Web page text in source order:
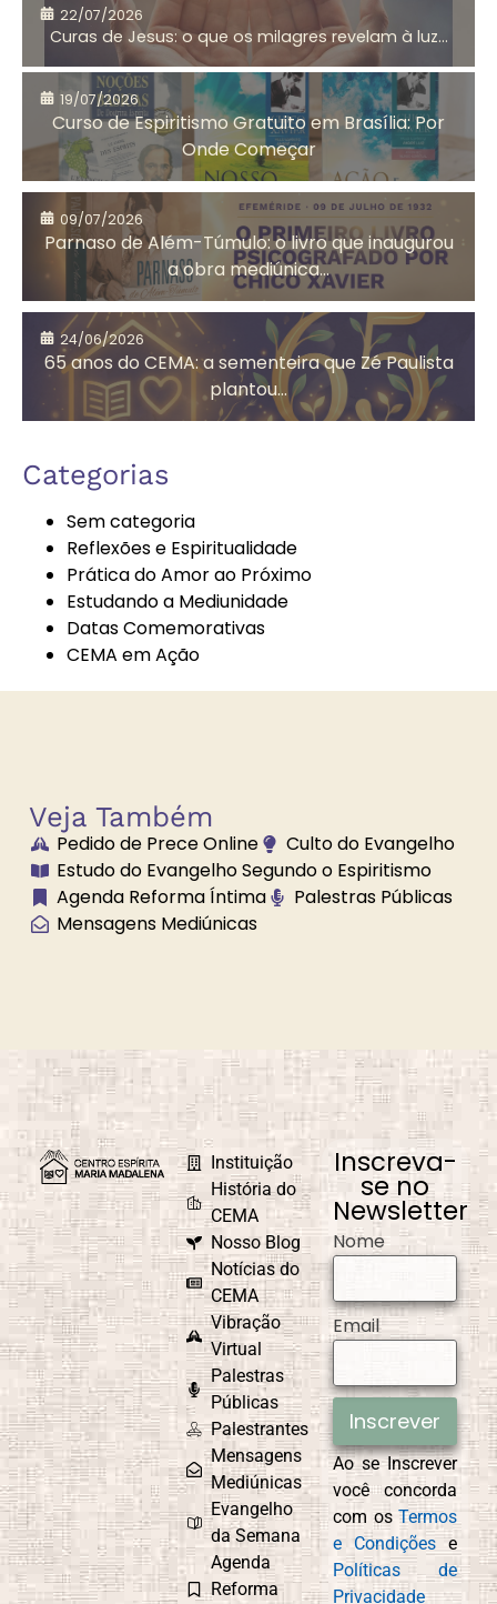
Aniversário do
CEMA
Antigo
Testamento
Arrependimento
Artesanato
Solidário
Assistência
Social
Auta de Souza
Autoconhecimento
Bazar
Beneficente
Brilhe a Vossa
Luz
Bússola
Espiritual
Caridade em
Ação
Carnaval
Causa e Efeito
Celebrações e
Comemorações
CEMAD
Combate ao
Egoísmo
Compaixão
Conexão com
Deus
22/07/2026
Curas de Jesus: o que os milagres revelam à luz...
19/07/2026
Curso de Espiritismo Gratuito em Brasília: Por
Onde Começar
09/07/2026
Parnaso de Além-Túmulo: o livro que inaugurou
a obra mediúnica...
24/06/2026
65 anos do CEMA: a sementeira que Zé Paulista
plantou...
Categorias
Sem categoria
Reflexões e Espiritualidade
Prática do Amor ao Próximo
Estudando a Mediunidade
Datas Comemorativas
CEMA em Ação
Veja Também
Pedido de Prece Online
Culto do Evangelho
Estudo do Evangelho Segundo o Espiritismo
Agenda Reforma Íntima
Palestras Públicas
Mensagens Mediúnicas
Instituição
História do
CEMA
Nosso Blog
Notícias do
CEMA
Vibração
Virtual
Palestras
Públicas
Palestrantes
Mensagens
Mediúnicas
Evangelho
da Semana
Agenda
Reforma
Inscreva-
se no
Newsletter
Nome
Email
Inscrever
Ao se Inscrever
você concorda
com osTermos
e Condições e
Políticas de
Privacidade